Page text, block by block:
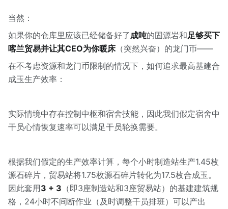
当然：
如果你的仓库里应该已经储备好了成吨的固源岩和足够买下
喀兰贸易并让其CEO为你暖床（突然兴奋）的龙门币——
在不考虑资源和龙门币限制的情况下，如何追求最高基建合
成玉生产效率：
实际情境中存在控制中枢和宿舍技能，因此我们假定宿舍中
干员心情恢复速率可以满足干员轮换需要。
根据我们假定的生产效率计算，每个小时制造站生产1.45枚
源石碎片，贸易站将1.75枚源石碎片转化为17.5枚合成玉。
因此套用3 + 3 （即3座制造站和3座贸易站）的基建建筑规
格，24小时不间断作业（及时调整干员排班）可以产出